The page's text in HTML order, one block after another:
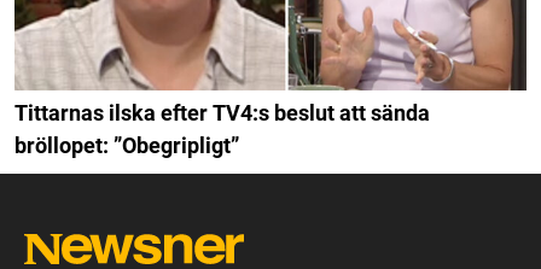
Tittarnas ilska efter TV4:s beslut att sända
bröllopet: ”Obegripligt”